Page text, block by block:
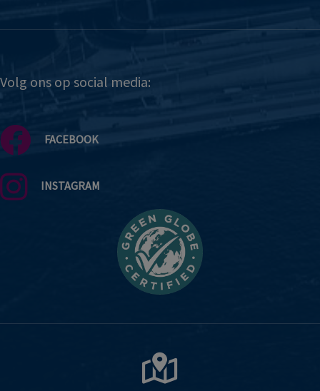
Volg ons op social media:
FACEBOOK
INSTAGRAM